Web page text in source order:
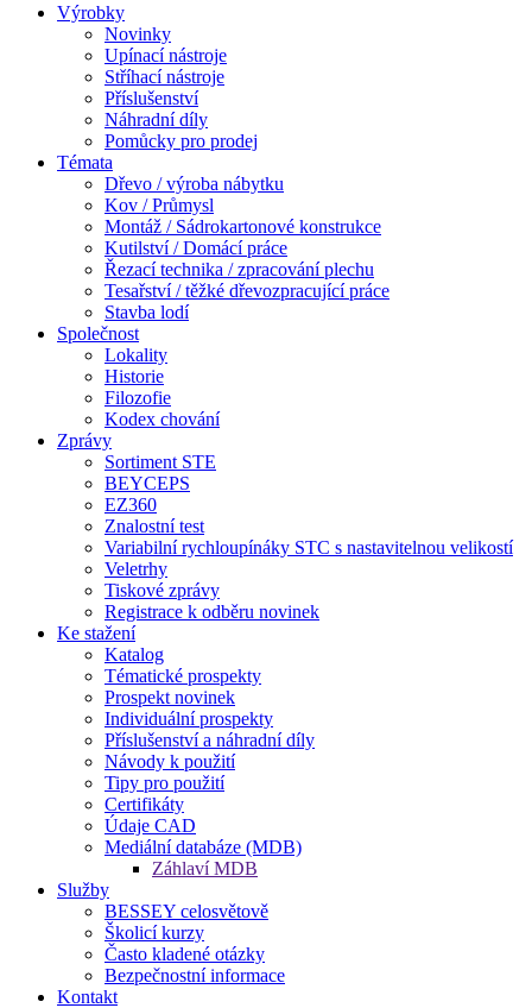
Výrobky
Novinky
Upínací nástroje
Stříhací nástroje
Příslušenství
Náhradní díly
Pomůcky pro prodej
Témata
Dřevo / výroba nábytku
Kov / Průmysl
Montáž / Sádrokartonové konstrukce
Kutilství / Domácí práce
Řezací technika / zpracování plechu
Tesařství / těžké dřevozpracující práce
Stavba lodí
Společnost
Lokality
Historie
Filozofie
Kodex chování
Zprávy
Sortiment STE
BEYCEPS
EZ360
Znalostní test
Variabilní rychloupínáky STC s nastavitelnou velikostí
Veletrhy
Tiskové zprávy
Registrace k odběru novinek
Ke stažení
Katalog
Tématické prospekty
Prospekt novinek
Individuální prospekty
Příslušenství a náhradní díly
Návody k použití
Tipy pro použití
Certifikáty
Údaje CAD
Mediální databáze (MDB)
Záhlaví MDB
Služby
BESSEY celosvětově
Školicí kurzy
Často kladené otázky
Bezpečnostní informace
Kontakt